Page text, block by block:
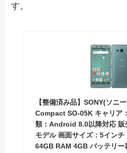
す。
【整備済み品】SONY(ソニ
Compact SO-05K キャリア
類：Android 8.0以降対応 販
モデル 画面サイズ：5イン
64GB RAM 4GB バッテリー